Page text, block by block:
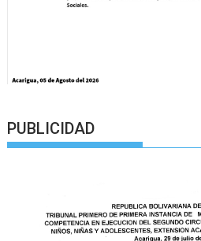
PUBLICIDAD